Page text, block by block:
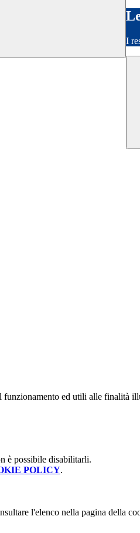
I
ed utili alle finalità
è possibile disabilitarli.
POLICY.
l'elenco nella pagina della